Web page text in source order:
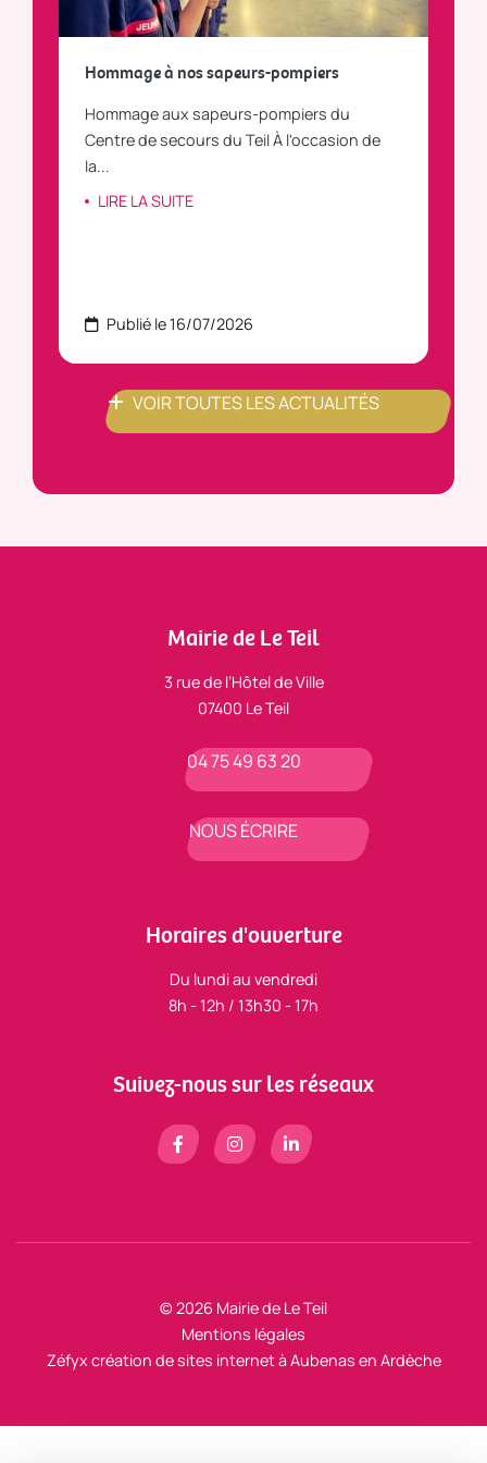
Hommage à nos sapeurs-pompiers
Hommage aux sapeurs-pompiers du
Centre de secours du Teil À l'occasion de
la...
LIRE LA SUITE
Publié le 16/07/2026
VOIR TOUTES LES ACTUALITÉS
Mairie de Le Teil
3 rue de l’Hôtel de Ville
07400 Le Teil
04 75 49 63 20
NOUS ÉCRIRE
Horaires d'ouverture
Du lundi au vendredi
8h - 12h / 13h30 - 17h
Suivez-nous sur les réseaux
© 2026 Mairie de Le Teil
Mentions légales
Zéfyxcréation de sites internet à Aubenas en Ardèche